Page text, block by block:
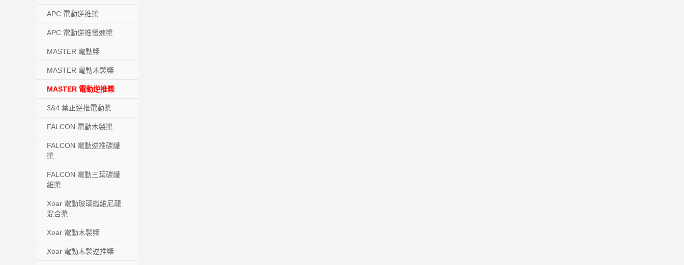
APC 電動逆推槳
APC 電動逆推慢速槳
MASTER 電動槳
MASTER 電動木製槳
MASTER 電動逆推槳
3&4 葉正逆推電動槳
FALCON 電動木製槳
FALCON 電動逆推碳纖
槳
FALCON 電動三葉碳纖
維槳
Xoar 電動玻璃纖維尼龍
混合槳
Xoar 電動木製槳
Xoar 電動木製逆推槳